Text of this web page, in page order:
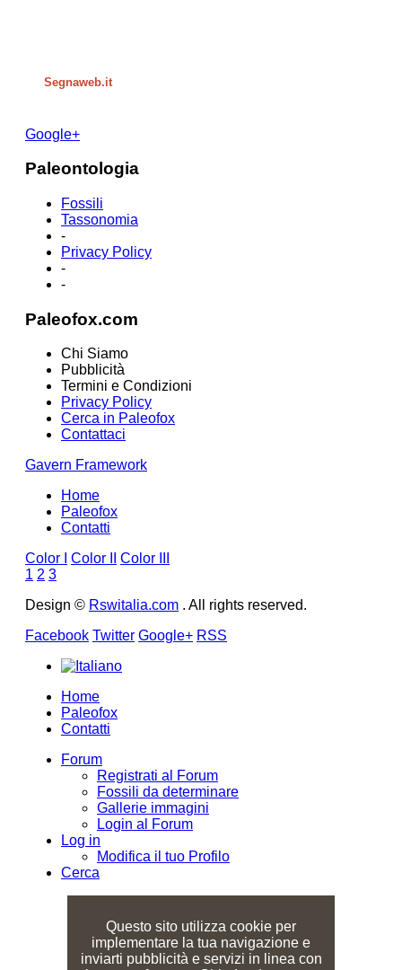
Segnaweb.it
Google+
Paleontologia
Fossili
Tassonomia
-
Privacy Policy
-
-
Paleofox.com
Chi Siamo
Pubblicità
Termini e Condizioni
Privacy Policy
Cerca in Paleofox
Contattaci
Gavern Framework
Home
Paleofox
Contatti
Color I
Color II
Color III
1 2 3
Design © Rswitalia.com . All rights reserved.
Facebook Twitter Google+ RSS
Home
Paleofox
Contatti
Forum
Registrati al Forum
Fossili da determinare
Gallerie immagini
Login al Forum
Log in
Modifica il tuo Profilo
Cerca
Questo sito utilizza cookie per
implementare la tua navigazione e
inviarti pubblicità e servizi in linea con